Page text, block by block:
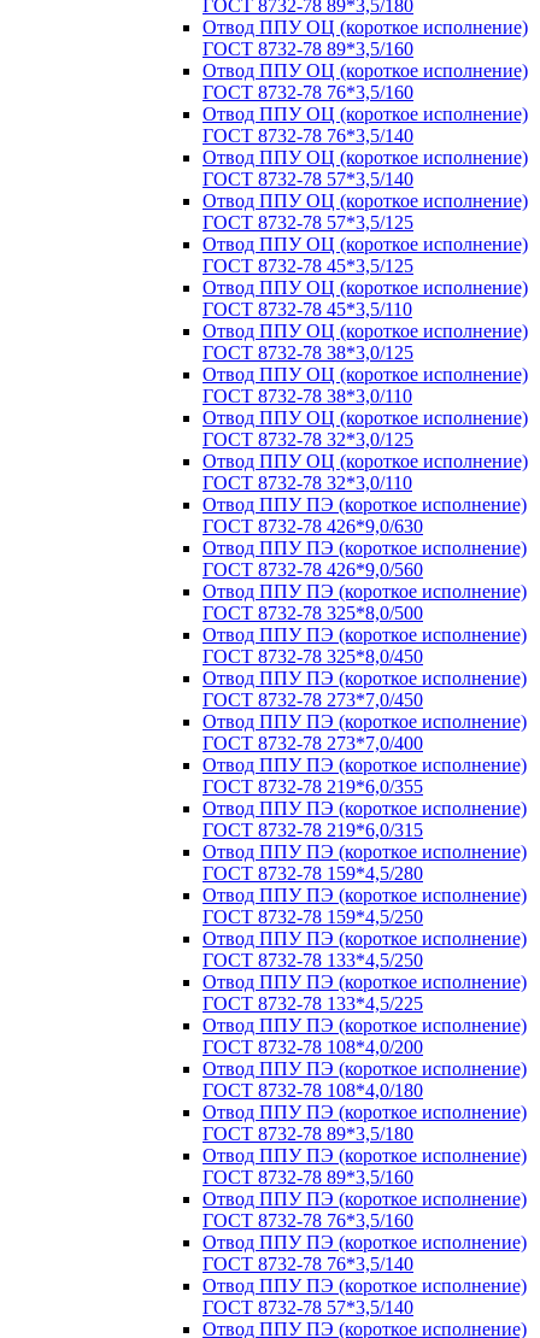
ГОСТ 8732-78 89*3,5/180
Отвод ППУ ОЦ (короткое исполнение)
ГОСТ 8732-78 89*3,5/160
Отвод ППУ ОЦ (короткое исполнение)
ГОСТ 8732-78 76*3,5/160
Отвод ППУ ОЦ (короткое исполнение)
ГОСТ 8732-78 76*3,5/140
Отвод ППУ ОЦ (короткое исполнение)
ГОСТ 8732-78 57*3,5/140
Отвод ППУ ОЦ (короткое исполнение)
ГОСТ 8732-78 57*3,5/125
Отвод ППУ ОЦ (короткое исполнение)
ГОСТ 8732-78 45*3,5/125
Отвод ППУ ОЦ (короткое исполнение)
ГОСТ 8732-78 45*3,5/110
Отвод ППУ ОЦ (короткое исполнение)
ГОСТ 8732-78 38*3,0/125
Отвод ППУ ОЦ (короткое исполнение)
ГОСТ 8732-78 38*3,0/110
Отвод ППУ ОЦ (короткое исполнение)
ГОСТ 8732-78 32*3,0/125
Отвод ППУ ОЦ (короткое исполнение)
ГОСТ 8732-78 32*3,0/110
Отвод ППУ ПЭ (короткое исполнение)
ГОСТ 8732-78 426*9,0/630
Отвод ППУ ПЭ (короткое исполнение)
ГОСТ 8732-78 426*9,0/560
Отвод ППУ ПЭ (короткое исполнение)
ГОСТ 8732-78 325*8,0/500
Отвод ППУ ПЭ (короткое исполнение)
ГОСТ 8732-78 325*8,0/450
Отвод ППУ ПЭ (короткое исполнение)
ГОСТ 8732-78 273*7,0/450
Отвод ППУ ПЭ (короткое исполнение)
ГОСТ 8732-78 273*7,0/400
Отвод ППУ ПЭ (короткое исполнение)
ГОСТ 8732-78 219*6,0/355
Отвод ППУ ПЭ (короткое исполнение)
ГОСТ 8732-78 219*6,0/315
Отвод ППУ ПЭ (короткое исполнение)
ГОСТ 8732-78 159*4,5/280
Отвод ППУ ПЭ (короткое исполнение)
ГОСТ 8732-78 159*4,5/250
Отвод ППУ ПЭ (короткое исполнение)
ГОСТ 8732-78 133*4,5/250
Отвод ППУ ПЭ (короткое исполнение)
ГОСТ 8732-78 133*4,5/225
Отвод ППУ ПЭ (короткое исполнение)
ГОСТ 8732-78 108*4,0/200
Отвод ППУ ПЭ (короткое исполнение)
ГОСТ 8732-78 108*4,0/180
Отвод ППУ ПЭ (короткое исполнение)
ГОСТ 8732-78 89*3,5/180
Отвод ППУ ПЭ (короткое исполнение)
ГОСТ 8732-78 89*3,5/160
Отвод ППУ ПЭ (короткое исполнение)
ГОСТ 8732-78 76*3,5/160
Отвод ППУ ПЭ (короткое исполнение)
ГОСТ 8732-78 76*3,5/140
Отвод ППУ ПЭ (короткое исполнение)
ГОСТ 8732-78 57*3,5/140
Отвод ППУ ПЭ (короткое исполнение)